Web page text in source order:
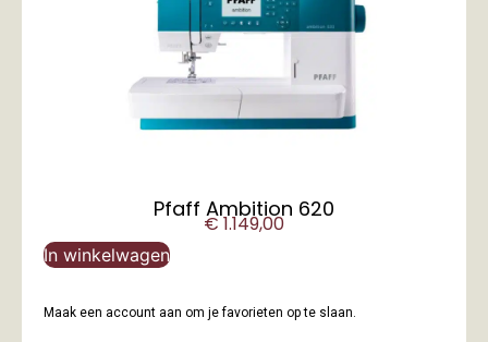
Pfaff Ambition 620
€1.149,00
In winkelwagen
Maak een account aan om je favorieten op te slaan.